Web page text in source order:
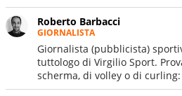
Roberto Barbacci
GIORNALISTA
Giornalista (pubblicista)
tuttologo di Virgilio Sport.
scherma, di volley o di